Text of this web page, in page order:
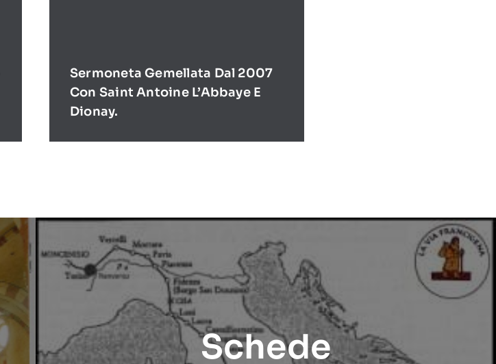
Sermoneta Gemellata Dal 2007
Con Saint Antoine L’Abbaye E
Dionay.
Schede